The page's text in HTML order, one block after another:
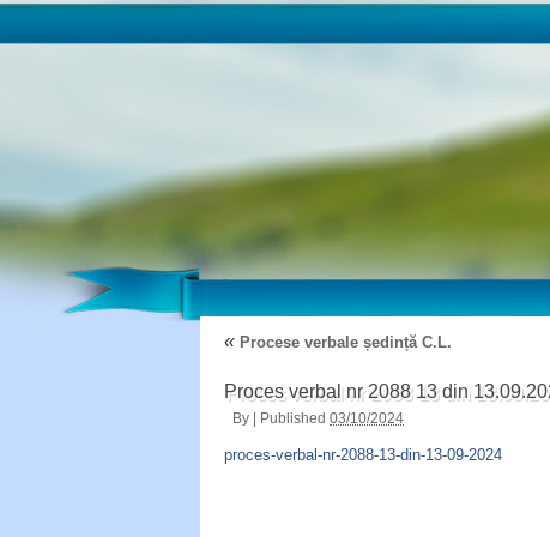
« Procese verbale ședință C.L.
Proces verbal nr 2088 13 din
By | Published 03/10/2024
proces-verbal-nr-2088-13-din-13-09-2024